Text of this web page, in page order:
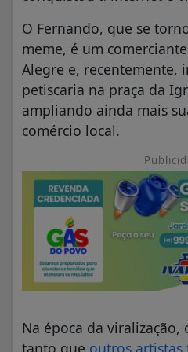
O Fernando, que se
meme, é um
Alegre e, recentemente,
petiscaria na praça da
ampliando ainda mais
comércio local.
Na época da viralização,
tanto que outros artistas